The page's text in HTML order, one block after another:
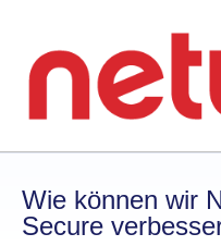
springen
Wie können wir
Secure